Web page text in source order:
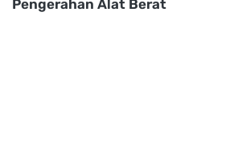
Pengerahan Alat Berat